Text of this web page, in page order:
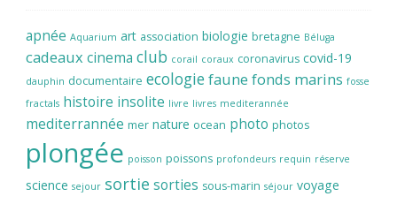
apnée Aquarium art association biologie bretagne Béluga
cadeaux cinema club corail coraux coronavirus covid-19
dauphin documentaire ecologiefaune fonds marins fosse
fractals histoire insolite livre livres mediterannée
mediterrannée mer nature ocean photo photos
plongée poisson poissons profondeurs requin réserve
science sejour sortie sorties sous-marin séjour voyage